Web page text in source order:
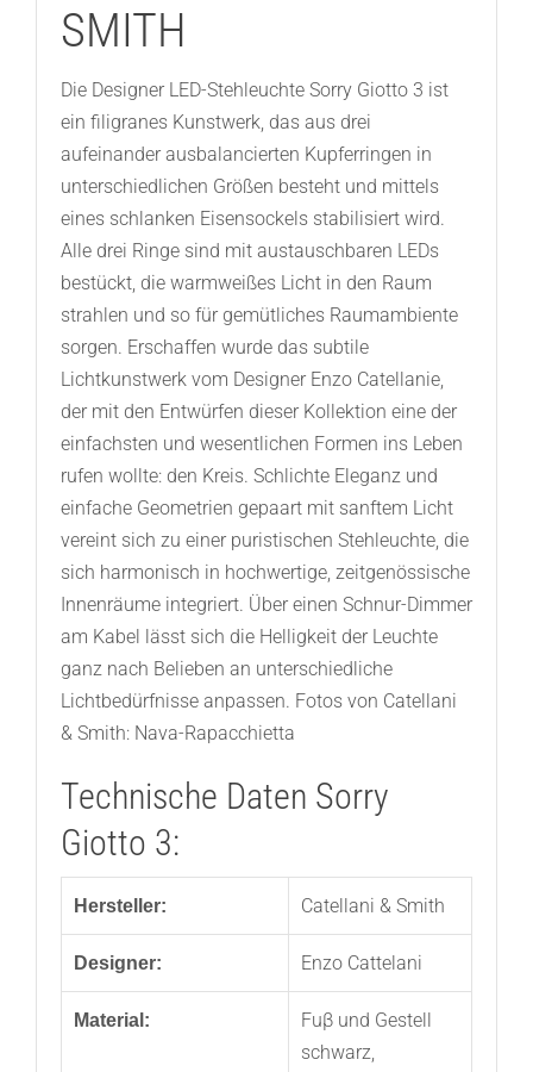
SMITH
Die Designer LED-Stehleuchte Sorry Giotto 3 ist
ein filigranes Kunstwerk, das aus drei
aufeinander ausbalancierten Kupferringen in
unterschiedlichen Größen besteht und mittels
eines schlanken Eisensockels stabilisiert wird.
Alle drei Ringe sind mit austauschbaren LEDs
bestückt, die warmweißes Licht in den Raum
strahlen und so für gemütliches Raumambiente
sorgen. Erschaffen wurde das subtile
Lichtkunstwerk vom Designer Enzo Catellanie,
der mit den Entwürfen dieser Kollektion eine der
einfachsten und wesentlichen Formen ins Leben
rufen wollte: den Kreis. Schlichte Eleganz und
einfache Geometrien gepaart mit sanftem Licht
vereint sich zu einer puristischen Stehleuchte, die
sich harmonisch in hochwertige, zeitgenössische
Innenräume integriert. Über einen Schnur-Dimmer
am Kabel lässt sich die Helligkeit der Leuchte
ganz nach Belieben an unterschiedliche
Lichtbedürfnisse anpassen. Fotos von Catellani
& Smith: Nava-Rapacchietta
Technische Daten Sorry
Giotto 3:
Hersteller: Catellani & Smith
Designer: Enzo Cattelani
Material:
Fuβ und Gestell
schwarz,